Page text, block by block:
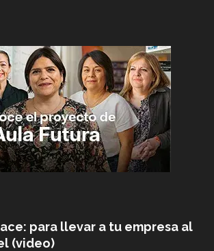
para llevar a tu empresa al
(video)